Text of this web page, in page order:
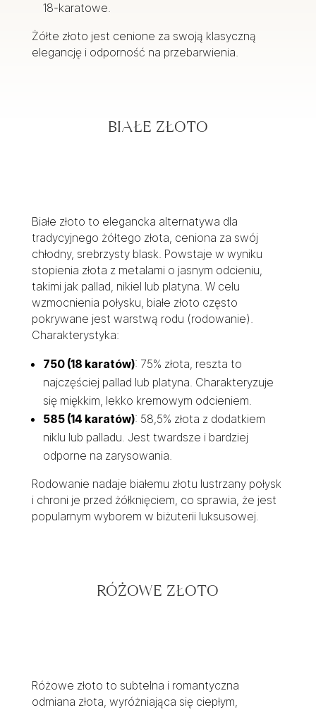
18-karatowe.
Żółte złoto jest cenione za swoją klasyczną
elegancję i odporność na przebarwienia.
BIAŁE ZŁOTO
Białe złoto to elegancka alternatywa dla
tradycyjnego żółtego złota, ceniona za swój
chłodny, srebrzysty blask. Powstaje w wyniku
stopienia złota z metalami o jasnym odcieniu,
takimi jak pallad, nikiel lub platyna. W celu
wzmocnienia połysku, białe złoto często
pokrywane jest warstwą rodu (rodowanie).
Charakterystyka:
750 (18 karatów): 75% złota, reszta to
najczęściej pallad lub platyna. Charakteryzuje
się miękkim, lekko kremowym odcieniem.
585 (14 karatów): 58,5% złota z dodatkiem
niklu lub palladu. Jest twardsze i bardziej
odporne na zarysowania.
Rodowanie nadaje białemu złotu lustrzany połysk
i chroni je przed żółknięciem, co sprawia, że jest
popularnym wyborem w biżuterii luksusowej.
RÓŻOWE ZŁOTO
Różowe złoto to subtelna i romantyczna
odmiana złota, wyróżniająca się ciepłym,